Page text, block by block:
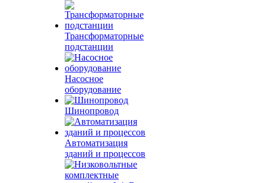
Трансформаторные
подстанции
Насосное
оборудование
Шинопровод
Автоматизация
зданий и процессов